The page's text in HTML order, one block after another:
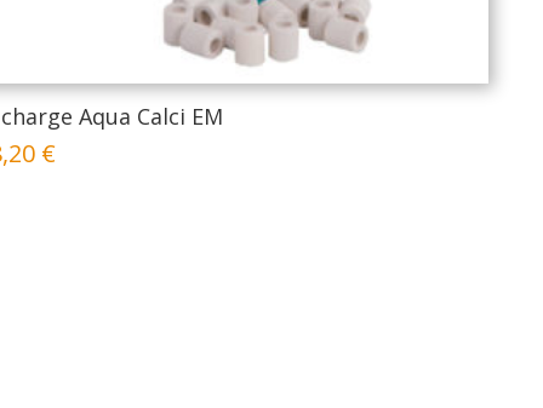
Aqua Calci EM
€